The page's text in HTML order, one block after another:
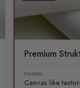
Premium
FINISH
Canvas like